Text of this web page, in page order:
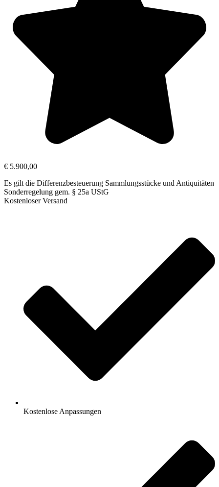
€ 5.900,00
Es gilt die Differenzbesteuerung Sammlungsstücke und Antiquitäten
Sonderregelung gem. § 25a UStG
Kostenloser Versand
Kostenlose Anpassungen